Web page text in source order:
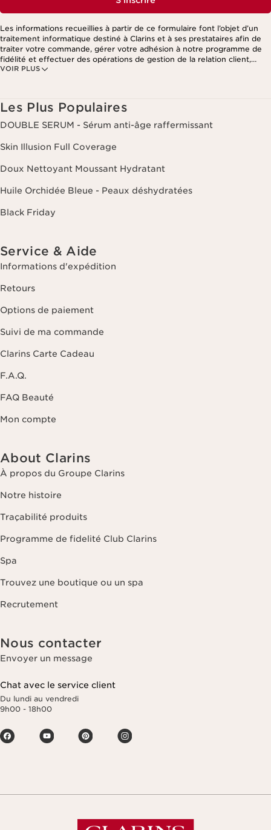
VOIR PLUS
Les informations recueillies à partir de ce formulaire font l’objet d’un
traitement informatique destiné à Clarins et à ses prestataires afin de
traiter votre commande, gérer votre adhésion à notre programme de
fidélité et effectuer des opérations de gestion de la relation client,
notamment pour vous adresser des offres personnalisées en fonction
Les Plus Populaires
DOUBLE SERUM - Sérum anti-âge raffermissant
Skin Illusion Full Coverage
Doux Nettoyant Moussant Hydratant
Huile Orchidée Bleue - Peaux déshydratées
Black Friday
Service & Aide
Informations d'expédition
Retours
Options de paiement
Suivi de ma commande
Clarins Carte Cadeau
F.A.Q.
FAQ Beauté
Mon compte
About Clarins
À propos du Groupe Clarins
Notre histoire
Traçabilité produits
Programme de fidelité Club Clarins
Spa
Trouvez une boutique ou un spa
Recrutement
Nous contacter
Envoyer un message
Chat avec le service client
Du lundi au vendredi
9h00 - 18h00